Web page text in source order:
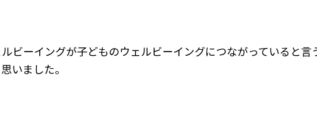
ルビーイングが子どものウェルビーイングにつながっていると言
いました。